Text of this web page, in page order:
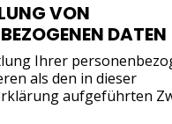
VON
DATEN
Ihrer
als den in dieser
aufgeführten